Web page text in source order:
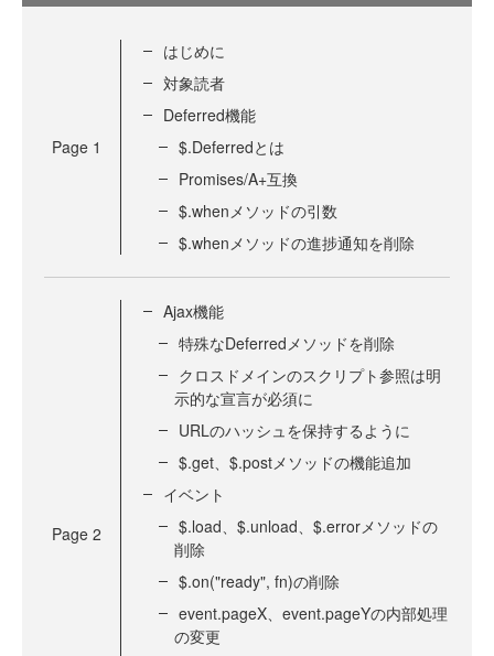
Page 1
はじめに
対象読者
Deferred機能
$.Deferredとは
Promises/A+互換
$.whenメソッドの引数
$.whenメソッドの進捗通知を削除
Page 2
Ajax機能
特殊なDeferredメソッドを削除
クロスドメインのスクリプト参照は明
示的な宣言が必須に
URLのハッシュを保持するように
$.get、$.postメソッドの機能追加
イベント
$.load、$.unload、$.errorメソッドの
削除
$.on("ready", fn)の削除
event.pageX、event.pageYの内部処理
の変更